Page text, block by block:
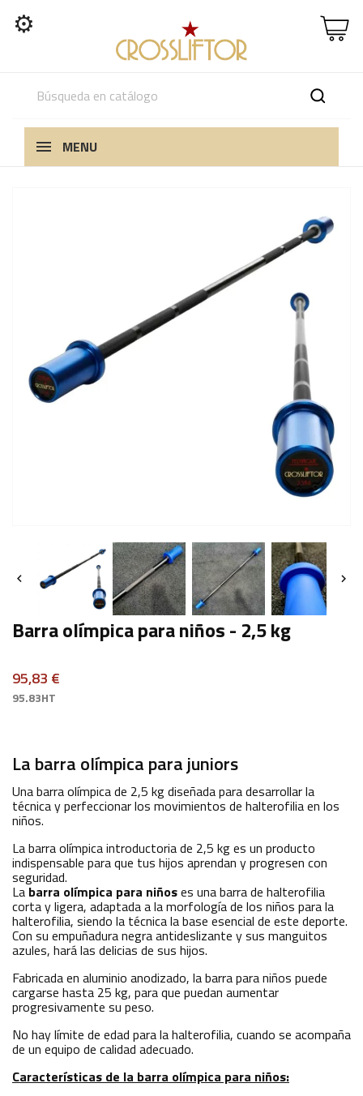
⚙
MENU
 
Barra olímpica para niños - 2,5 kg
95,83 €
95.83HT
La barra olímpica para juniors
Una barra olímpica de 2,5 kg diseñada para desarrollar la
técnica y perfeccionar los movimientos de halterofilia en los
niños.
La barra olímpica introductoria de 2,5 kg es un producto
indispensable para que tus hijos aprendan y progresen con
seguridad.
La barra olímpica para niñoses una barra de halterofilia
corta y ligera, adaptada a la morfología de los niños para la
halterofilia, siendo la técnica la base esencial de este deporte.
Con su empuñadura negra antideslizante y sus manguitos
azules, hará las delicias de sus hijos.
Fabricada en aluminio anodizado, la barra para niños puede
cargarse hasta 25 kg, para que puedan aumentar
progresivamente su peso.
No hay límite de edad para la halterofilia, cuando se acompaña
de un equipo de calidad adecuado.
Características de la barra olímpica para niños: